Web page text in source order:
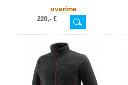
overíme
220,- €